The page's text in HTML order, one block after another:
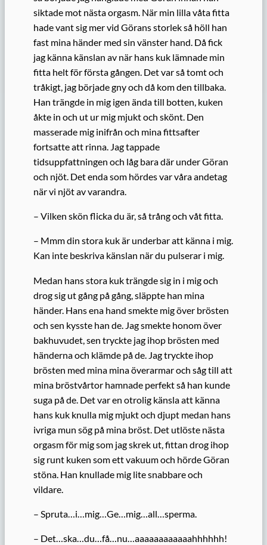
siktade mot nästa orgasm. När min lilla våta fitta
hade vant sig mer vid Görans storlek så höll han
fast mina händer med sin vänster hand. Då fick
jag känna känslan av när hans kuk lämnade min
fitta helt för första gången. Det var så tomt och
tråkigt, jag började gny och då kom den tillbaka.
Han trängde in mig igen ända till botten, kuken
åkte in och ut ur mig mjukt och skönt. Den
masserade mig inifrån och mina fittsafter
fortsatte att rinna. Jag tappade
tidsuppfattningen och låg bara där under Göran
och njöt. Det enda som hördes var våra andetag
när vi njöt av varandra.
– Vilken skön flicka du är, så trång och våt fitta.
– Mmm din stora kuk är underbar att känna i mig.
Kan inte beskriva känslan när du pulserar i mig.
Medan hans stora kuk trängde sig in i mig och
drog sig ut gång på gång, släppte han mina
händer. Hans ena hand smekte mig över brösten
och sen kysste han de. Jag smekte honom över
bakhuvudet, sen tryckte jag ihop brösten med
händerna och klämde på de. Jag tryckte ihop
brösten med mina mina överarmar och såg till att
mina bröstvårtor hamnade perfekt så han kunde
suga på de. Det var en otrolig känsla att känna
hans kuk knulla mig mjukt och djupt medan hans
ivriga mun sög på mina bröst. Det utlöste nästa
orgasm för mig som jag skrek ut, fittan drog ihop
sig runt kuken som ett vakuum och hörde Göran
stöna. Han knullade mig lite snabbare och
vildare.
– Spruta…i…mig…Ge…mig…all…sperma.
– Det…ska…du…få…nu…aaaaaaaaaaaahhhhhh!